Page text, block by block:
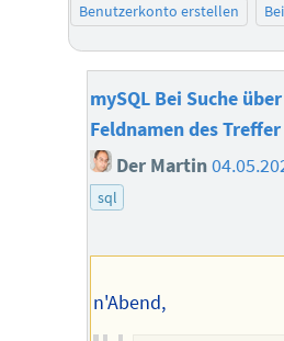
Benutzerkonto erstellen
mySQL Bei Suche
Feldnamen des
Der Martin
sql
n'Abend,